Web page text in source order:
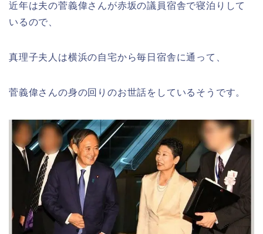
近年は夫の菅義偉さんが赤坂の議員宿舎で寝泊りして
いるので、
真理子夫人は横浜の自宅から毎日宿舎に通って、
菅義偉さんの身の回りのお世話をしているそうです。